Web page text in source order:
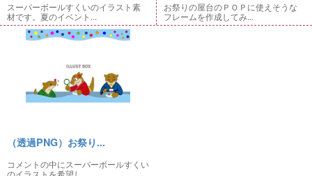
スーパーボールすくいのイラスト素
材です。夏のイベント...
お祭りの屋台のＰＯＰに使えそうな
フレームを作成してみ...
（透過PNG）お祭り...
コメントの中にスーパーボールすくい
のイラストを希望し...